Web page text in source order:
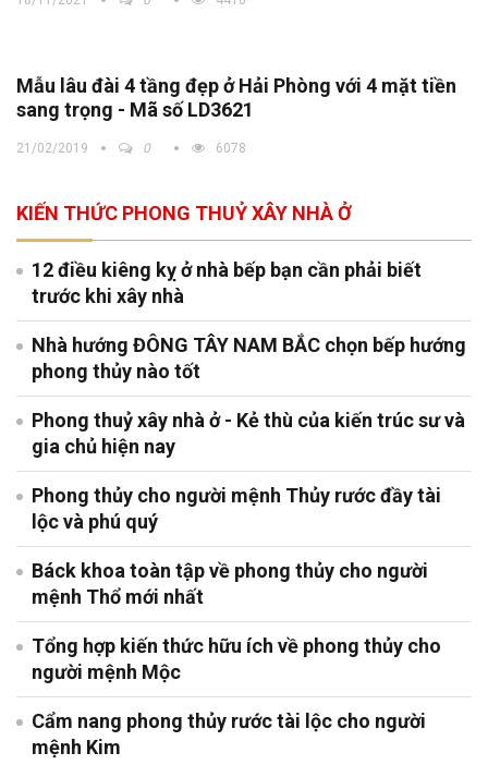
Mẫu lâu đài 4 tầng đẹp ở Hải Phòng với 4 mặt tiền
sang trọng - Mã số LD3621
21/02/2019 0 6078
KIẾN THỨC PHONG THUỶ XÂY NHÀ Ở
12 điều kiêng kỵ ở nhà bếp bạn cần phải biết
trước khi xây nhà
Nhà hướng ĐÔNG TÂY NAM BẮC chọn bếp hướng
phong thủy nào tốt
Phong thuỷ xây nhà ở - Kẻ thù của kiến trúc sư và
gia chủ hiện nay
Phong thủy cho người mệnh Thủy rước đầy tài
lộc và phú quý
Báck khoa toàn tập về phong thủy cho người
mệnh Thổ mới nhất
Tổng hợp kiến thức hữu ích về phong thủy cho
người mệnh Mộc
Cẩm nang phong thủy rước tài lộc cho người
mệnh Kim